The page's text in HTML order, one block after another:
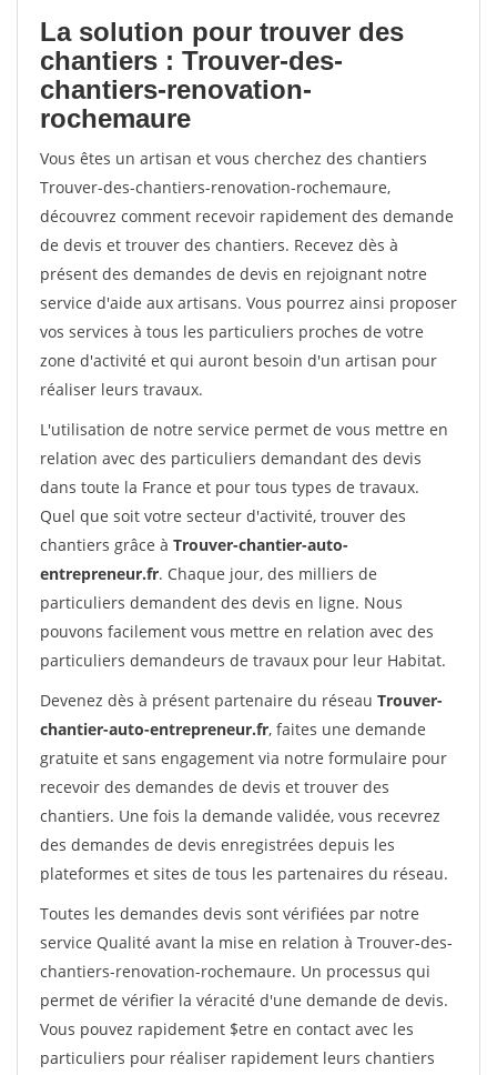
La solution pour trouver des
chantiers : Trouver-des-
chantiers-renovation-
rochemaure
Vous êtes un artisan et vous cherchez des chantiers
Trouver-des-chantiers-renovation-rochemaure,
découvrez comment recevoir rapidement des demande
de devis et trouver des chantiers. Recevez dès à
présent des demandes de devis en rejoignant notre
service d'aide aux artisans. Vous pourrez ainsi proposer
vos services à tous les particuliers proches de votre
zone d'activité et qui auront besoin d'un artisan pour
réaliser leurs travaux.
L'utilisation de notre service permet de vous mettre en
relation avec des particuliers demandant des devis
dans toute la France et pour tous types de travaux.
Quel que soit votre secteur d'activité, trouver des
chantiers grâce à Trouver-chantier-auto-
entrepreneur.fr. Chaque jour, des milliers de
particuliers demandent des devis en ligne. Nous
pouvons facilement vous mettre en relation avec des
particuliers demandeurs de travaux pour leur Habitat.
Devenez dès à présent partenaire du réseau Trouver-
chantier-auto-entrepreneur.fr, faites une demande
gratuite et sans engagement via notre formulaire pour
recevoir des demandes de devis et trouver des
chantiers. Une fois la demande validée, vous recevrez
des demandes de devis enregistrées depuis les
plateformes et sites de tous les partenaires du réseau.
Toutes les demandes devis sont vérifiées par notre
service Qualité avant la mise en relation à Trouver-des-
chantiers-renovation-rochemaure. Un processus qui
permet de vérifier la véracité d'une demande de devis.
Vous pouvez rapidement $etre en contact avec les
particuliers pour réaliser rapidement leurs chantiers